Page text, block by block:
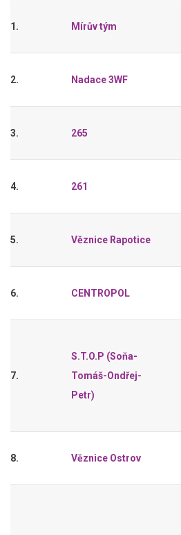
1. Mírův tým
2. Nadace 3WF
3. 265
4. 261
5. Věznice Rapotice
6. CENTROPOL
7.
S.T.O.P (Soňa-
Tomáš-Ondřej-
Petr)
8. Věznice Ostrov